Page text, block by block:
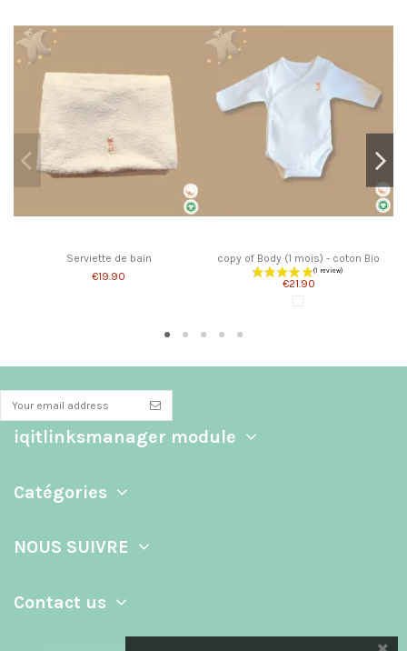
Serviette de bain
€19.90
copy of Body (1 mois) - coton Bio
€21.90
White
iqitlinksmanager module
Catégories
NOUS SUIVRE
Contact us